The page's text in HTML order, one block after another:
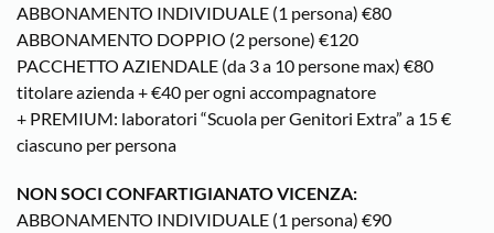
ABBONAMENTO INDIVIDUALE (1 persona) €80
ABBONAMENTO DOPPIO (2 persone) €120
PACCHETTO AZIENDALE (da 3 a 10 persone max) €80
titolare azienda + €40 per ogni accompagnatore
+ PREMIUM: laboratori “Scuola per Genitori Extra” a 15 €
ciascuno per persona
NON SOCI CONFARTIGIANATO VICENZA:
ABBONAMENTO INDIVIDUALE (1 persona) €90